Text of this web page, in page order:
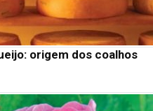
origem dos coalhos